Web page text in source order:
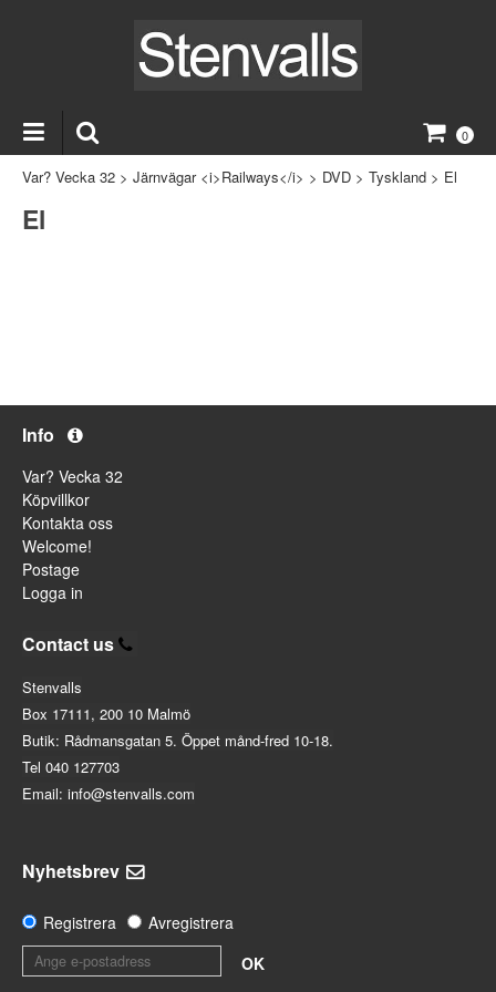
0
Var? Vecka 32 > Järnvägar <i>Railways</i> > DVD > Tyskland > El
El
Info
Var? Vecka 32
Köpvillkor
Kontakta oss
Welcome!
Postage
Logga in
Contact us
Stenvalls
Box 17111, 200 10 Malmö
Butik: Rådmansgatan 5. Öppet månd-fred 10-18.
Tel 040 127703
Email: info@stenvalls.com
Nyhetsbrev
Registrera
Avregistrera
OK